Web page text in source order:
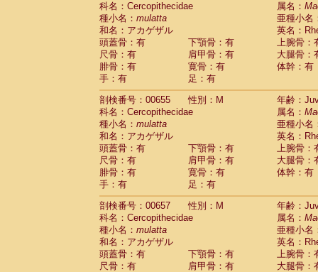
科名：Cercopithecidae
属名：
種小名： mulatta
亜種小名
和名：アカゲザル
英名：
頭蓋骨：有
下顎骨：有
上腕骨：
尺骨：有
肩甲骨：有
大腿骨：
腓骨：有
寛骨：有
体幹：有
手：有
足：有
剖検番号：00655
性別：M
年齢：
科名：Cercopithecidae
属名：
種小名： mulatta
亜種小名
和名：アカゲザル
英名：
頭蓋骨：有
下顎骨：有
上腕骨：
尺骨：有
肩甲骨：有
大腿骨：
腓骨：有
寛骨：有
体幹：有
手：有
足：有
剖検番号：00657
性別：M
年齢：
科名：Cercopithecidae
属名：
種小名： mulatta
亜種小名
和名：アカゲザル
英名：
頭蓋骨：有
下顎骨：有
上腕骨：
尺骨：有
肩甲骨：有
大腿骨：